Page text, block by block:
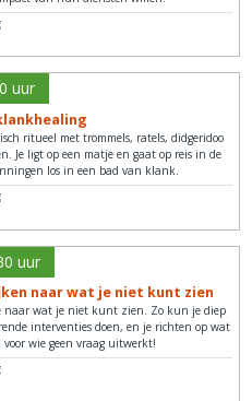
uur
ritueel met trommels, ratels, didgeridoo
Je ligt op een matje en gaat op reis in de
los in een bad van klank.
uur
naar wat je niet kunt zien
naar wat je niet kunt zien. Zo kun je diep
interventies doen, en je richten op wat
wie geen vraag uitwerkt!